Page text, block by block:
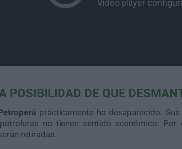
POSIBILIDAD DE QUE
prácticamente ha desaparecido.
no tienen sentido económico. Por
retiradas.